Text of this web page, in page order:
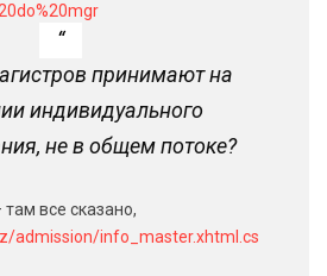
принимают на
индивидуального
не в общем потоке?
все сказано,
admission/info_master.xhtml.cs